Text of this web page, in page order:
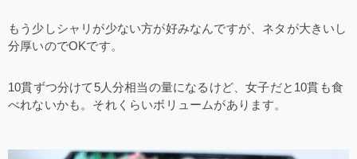
もう少しシャリが少ない方が好みなんですが、ネタが大きいし
分厚いのでOKです。
10貫ずつ分けて5人分相当の量になるけど、女子だと10貫も食
べれないかも。それくらいボリュームがあります。